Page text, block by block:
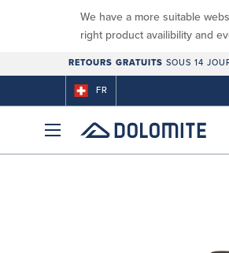
We have a more suitable
right product availibility and
RETOURS GRATUITS SOUS 14
FR